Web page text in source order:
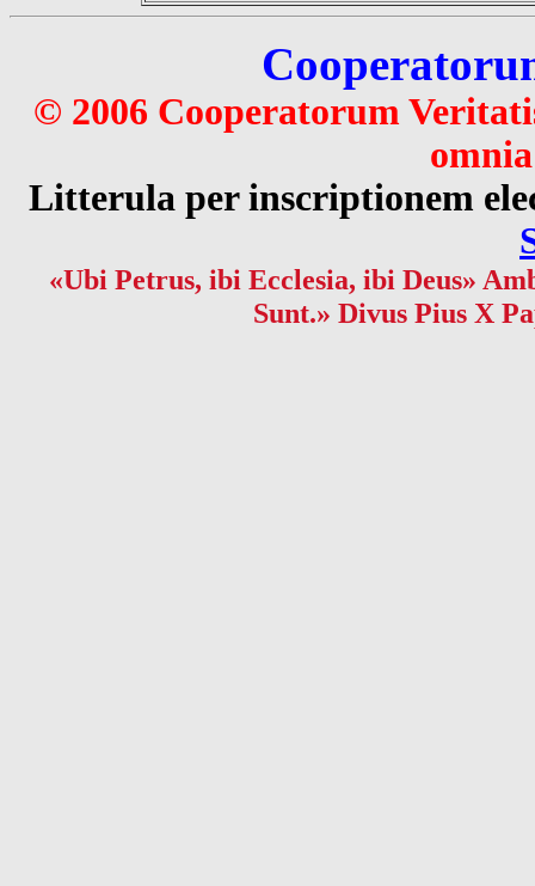
© 2006 Cooperatorum
Litterula per inscriptionem
«Ubi Petrus, ibi Ecclesia, ibi Deus»
Sunt.» Divus Pius X